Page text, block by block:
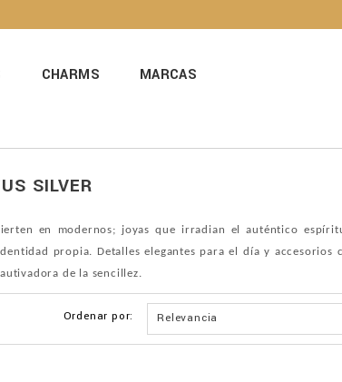
CHARMS MARCAS
SILVER
en modernos; joyas que irradian el auténtico
propia. Detalles elegantes para el día y accesorios
de la sencillez.
Ordenar por: Relevancia